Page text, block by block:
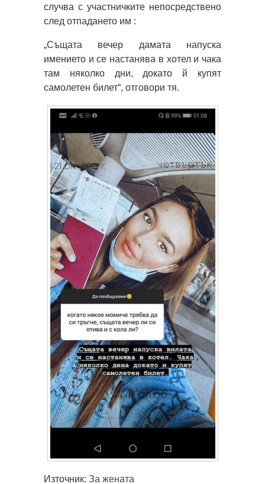
случва с участничките непосредствено
след отпадането им :
„Същата вечер дамата напуска
имението и се настанява в хотел и чака
там няколко дни, докато й купят
самолетен билет“, отговори тя.
Източник: За жената